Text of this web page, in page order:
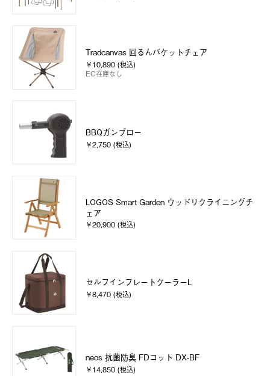
Tradcanvas 回るんバケットチェア
￥10,890 (税込)
EC在庫なし
BBQガンブロー
￥2,750 (税込)
LOGOS Smart Garden ウッドリクライニングチ
ェア
￥20,900 (税込)
セルフインフレートクーラーL
￥8,470 (税込)
neos 抗菌防臭 FDコット DX-BF
￥14,850 (税込)